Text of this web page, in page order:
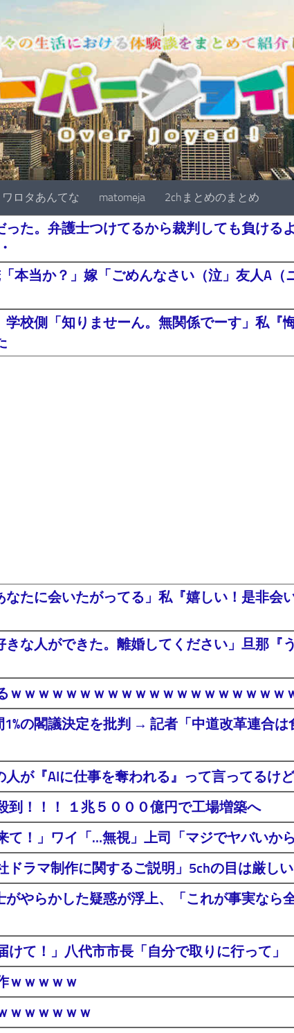
ワロタあんてな matomeja 2chまとめのまとめ
た。弁護士つけてるから裁判しても負ける
本当か？」嫁「ごめんなさい（泣」友人A
校側「知りませーん。無関係でーす」私『
たに会いたがってる」私『嬉しい！是非
な人ができた。離婚してください」旦那
ｗｗｗｗｗｗｗｗｗｗｗｗｗｗｗｗｗｗｗ
1%の閣議決定を批判 → 記者「中道改革連合
が『AIに仕事を奪われる』って言ってるけ
到！！！ １兆５０００億円で工場増築へ
て！」ワイ「…無視」上司「マジでヤバい
ドラマ制作に関するご説明」5chの目は厳し
やらかした疑惑が浮上、「これが事実なら
けて！」八代市市長「自分で取りに行って」
ｗｗｗｗｗ
ｗｗｗｗｗｗ